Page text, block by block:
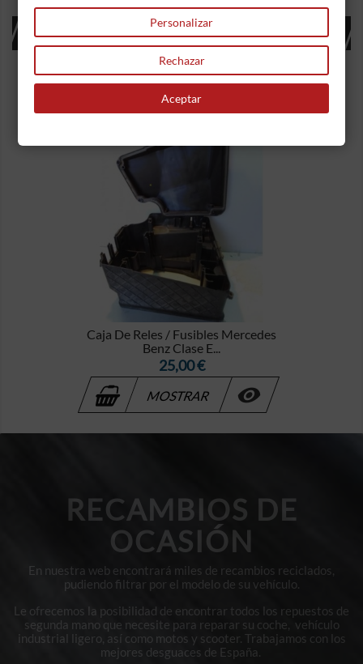
16 OTROS PRODUCTOS EN LA MISMA
CATEGORÍA:
Caja De Reles / Fusibles Mercedes
Benz Clase E...
Precio
25,00 €
MOSTRAR 
RECAMBIOS DE
OCASIÓN
En nuestra web encontrará miles de recambios reciclados,
pudiendo filtrar por el modelo de su vehículo.
Le ofrecemos la posibilidad de encontrar todos los repuestos de
segunda mano que necesite para reparar su coche, vehículo
industrial ligero, así como motos y scooter. Trabajamos con los
mejores desguaces de España.
Personalizar
Rechazar
Aceptar